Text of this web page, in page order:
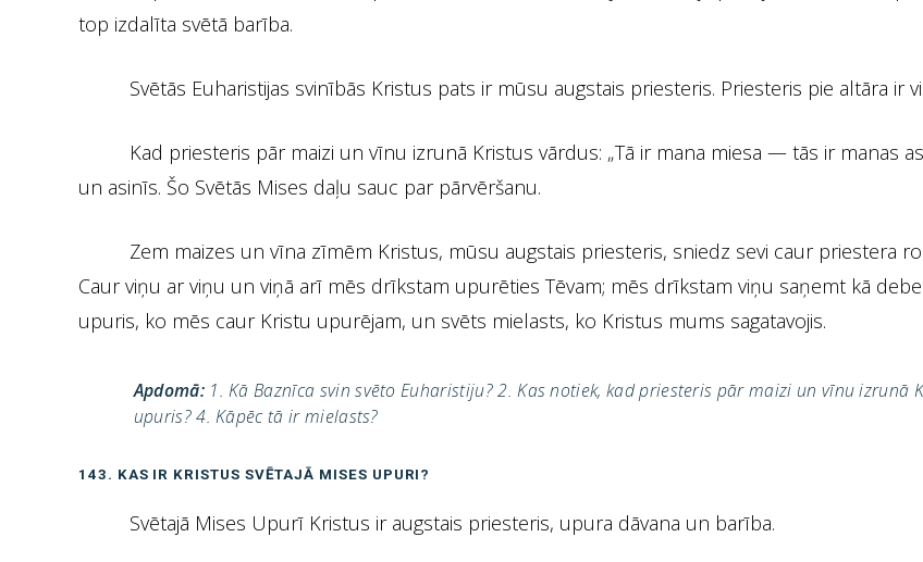
top izdalīta svētā barība.
Svētās Euharistijas svinībās Kristus pats ir mūsu augstais priesteris. Priesteris pie altāra ir
Kad priesteris pār maizi un vīnu izrunā Kristus vārdus: „Tā ir mana miesa — tās ir manas
un asinīs. Šo Svētās Mises daļu sauc par pārvēršanu.
Zem maizes un vīna zīmēm Kristus, mūsu augstais priesteris, sniedz sevi caur priestera
Caur viņu ar viņu un viņā arī mēs drīkstam upurēties Tēvam; mēs drīkstam viņu saņemt kā
upuris, ko mēs caur Kristu upurējam, un svēts mielasts, ko Kristus mums sagatavojis.
Apdomā:1. Kā Baznīca svin svēto Euharistiju? 2. Kas notiek, kad priesteris pār maizi un vīnu izrunā
upuris? 4. Kāpēc tā ir mielasts?
143. KAS IR KRISTUS SVĒTAJĀ MISES UPURI?
Svētajā Mises Upurī Kristus ir augstais priesteris, upura dāvana un barība.